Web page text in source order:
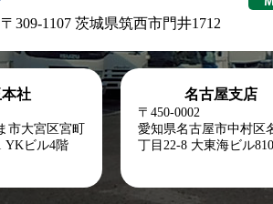
〒309-1107 茨城県筑西市門井1712
社
市大宮区宮町
YKビル4階
名古屋支店
〒450-0002
愛知県名古屋市中村区
丁目22-8 大東海ビル810